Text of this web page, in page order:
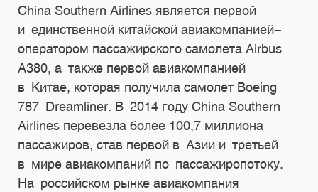
China Southern Airlines является первой
и единственной китайской авиакомпанией-
оператором пассажирского самолета Airbus
A380, а также первой авиакомпанией
в Китае, которая получила самолет Boeing
787 Dreamliner. В 2014 году China Southern
Airlines перевезла более 100,7 миллиона
пассажиров, став первой в Азии и третьей
в мире авиакомпаний по пассажиропотоку.
На российском рынке авиакомпания